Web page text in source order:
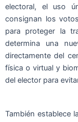
electoral, el uso
consignan los
para proteger la
determina una
directamente del
física o virtual y
del elector para
También establece